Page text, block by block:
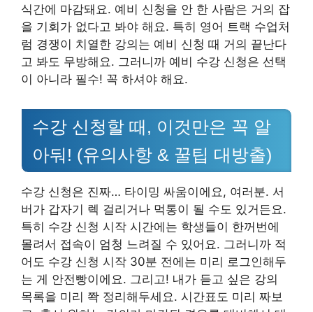
식간에 마감돼요. 예비 신청을 안 한 사람은 거의 잡
을 기회가 없다고 봐야 해요. 특히 영어 트랙 수업처
럼 경쟁이 치열한 강의는 예비 신청 때 거의 끝난다
고 봐도 무방해요. 그러니까 예비 수강 신청은 선택
이 아니라 필수! 꼭 하셔야 해요.
수강 신청할 때, 이것만은 꼭 알
아둬! (유의사항 & 꿀팁 대방출)
수강 신청은 진짜… 타이밍 싸움이에요, 여러분. 서
버가 갑자기 렉 걸리거나 먹통이 될 수도 있거든요.
특히 수강 신청 시작 시간에는 학생들이 한꺼번에
몰려서 접속이 엄청 느려질 수 있어요. 그러니까 적
어도 수강 신청 시작 30분 전에는 미리 로그인해두
는 게 안전빵이에요. 그리고! 내가 듣고 싶은 강의
목록을 미리 쫙 정리해두세요. 시간표도 미리 짜보